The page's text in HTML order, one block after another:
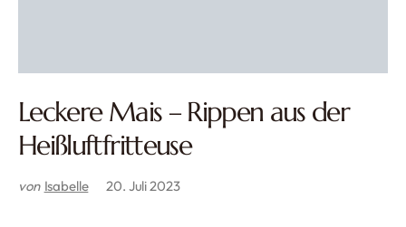
Leckere Mais – Rippen aus der
Heißluftfritteuse
von Isabelle 20. Juli 2023